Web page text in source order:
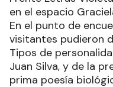
en el espacio
En el punto de
visitantes pudieron
Tipos de
Juan Silva, y de la
prima poesía